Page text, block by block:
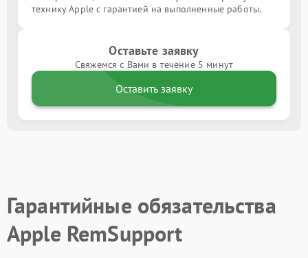
технику Apple с гарантией на выполненные работы.
Оставьте заявку
Свяжемся с Вами в течение 5 минут
Оставить заявку
Гарантийные обязательства
Apple RemSupport